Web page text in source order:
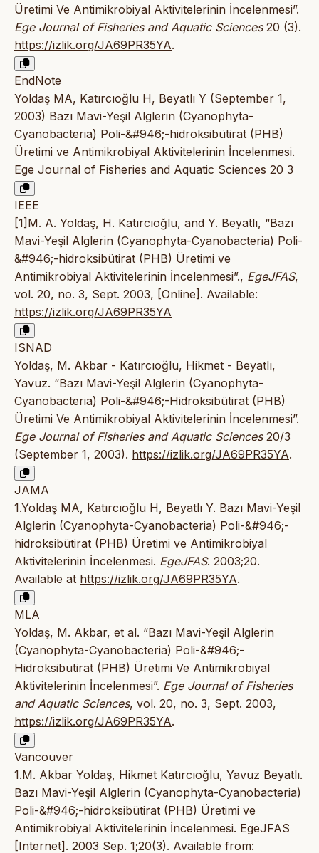
Üretimi Ve Antimikrobiyal Aktivitelerinin İncelenmesi”.
Ege Journal of Fisheries and Aquatic Sciences20 (3).
https://izlik.org/JA69PR35YA.
EndNote
Yoldaş MA, Katırcıoğlu H, Beyatlı Y (September 1,
2003) Bazı Mavi-Yeşil Alglerin (Cyanophyta-
Cyanobacteria) Poli-&#946;-hidroksibütirat (PHB)
Üretimi ve Antimikrobiyal Aktivitelerinin İncelenmesi.
Ege Journal of Fisheries and Aquatic Sciences 20 3
IEEE
[1]M. A. Yoldaş, H. Katırcıoğlu, and Y. Beyatlı, “Bazı
Mavi-Yeşil Alglerin (Cyanophyta-Cyanobacteria) Poli-
&#946;-hidroksibütirat (PHB) Üretimi ve
Antimikrobiyal Aktivitelerinin İncelenmesi”., EgeJFAS,
vol. 20, no. 3, Sept. 2003, [Online]. Available:
https://izlik.org/JA69PR35YA
ISNAD
Yoldaş, M. Akbar - Katırcıoğlu, Hikmet - Beyatlı,
Yavuz. “Bazı Mavi-Yeşil Alglerin (Cyanophyta-
Cyanobacteria) Poli-&#946;-Hidroksibütirat (PHB)
Üretimi Ve Antimikrobiyal Aktivitelerinin İncelenmesi”.
Ege Journal of Fisheries and Aquatic Sciences20/3
(September 1, 2003). https://izlik.org/JA69PR35YA.
JAMA
1.Yoldaş MA, Katırcıoğlu H, Beyatlı Y. Bazı Mavi-Yeşil
Alglerin (Cyanophyta-Cyanobacteria) Poli-&#946;-
hidroksibütirat (PHB) Üretimi ve Antimikrobiyal
Aktivitelerinin İncelenmesi. EgeJFAS. 2003;20.
Available at https://izlik.org/JA69PR35YA.
MLA
Yoldaş, M. Akbar, et al. “Bazı Mavi-Yeşil Alglerin
(Cyanophyta-Cyanobacteria) Poli-&#946;-
Hidroksibütirat (PHB) Üretimi Ve Antimikrobiyal
Aktivitelerinin İncelenmesi”. Ege Journal of Fisheries
and Aquatic Sciences, vol. 20, no. 3, Sept. 2003,
https://izlik.org/JA69PR35YA.
Vancouver
1.M. Akbar Yoldaş, Hikmet Katırcıoğlu, Yavuz Beyatlı.
Bazı Mavi-Yeşil Alglerin (Cyanophyta-Cyanobacteria)
Poli-&#946;-hidroksibütirat (PHB) Üretimi ve
Antimikrobiyal Aktivitelerinin İncelenmesi. EgeJFAS
[Internet]. 2003 Sep. 1;20(3). Available from: